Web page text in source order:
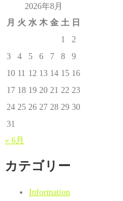
2026年8月
月 火 水 木 金 土 日
1
2
3
4 5 6 7 8
9
10 11 12 13 14 15 16
17 18 19 20 21 22 23
24 25 26 27 28 29 30
31
« 6月
カテゴリー
Information